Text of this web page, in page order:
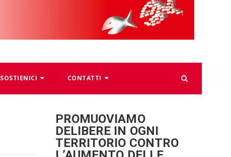
SOSTIENICI CONTATTI
PROMUOVIAMO
DELIBERE IN OGNI
TERRITORIO CONTRO